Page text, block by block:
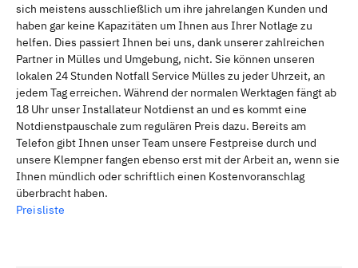
sich meistens ausschließlich um ihre jahrelangen Kunden und
haben gar keine Kapazitäten um Ihnen aus Ihrer Notlage zu
helfen. Dies passiert Ihnen bei uns, dank unserer zahlreichen
Partner in Mülles und Umgebung, nicht. Sie können unseren
lokalen 24 Stunden Notfall Service Mülles zu jeder Uhrzeit, an
jedem Tag erreichen. Während der normalen Werktagen fängt ab
18 Uhr unser Installateur Notdienst an und es kommt eine
Notdienstpauschale zum regulären Preis dazu. Bereits am
Telefon gibt Ihnen unser Team unsere Festpreise durch und
unsere Klempner fangen ebenso erst mit der Arbeit an, wenn sie
Ihnen mündlich oder schriftlich einen Kostenvoranschlag
überbracht haben.
Preisliste